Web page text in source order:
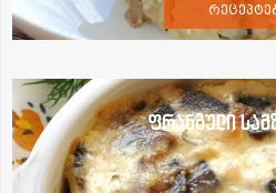
ფრანგული